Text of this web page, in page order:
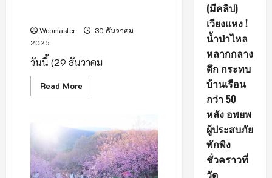
Webmaster
30 ธันวาคม
2025
วันนี้ (29 ธันวาคม
Read More
more
งาน
หนาว
นี้
ที่
เมือง
แกน
(มีคลิป)
เวียงแหง !
น้ำป่าไหล
หลากกลาง
ดึก กระทบ
บ้านเรือน
กว่า 50
หลัง อพยพ
ผู้ประสบภัย
พักพิง
ชั่วคราวที่
วัด